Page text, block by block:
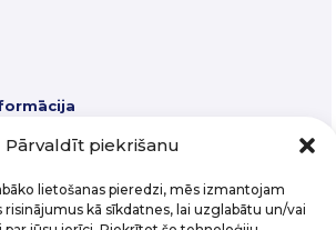
Pārvaldīt piekrišanu
lietošanas pieredzi, mēs izmantojam
kā sīkdatnes, lai uzglabātu un/vai